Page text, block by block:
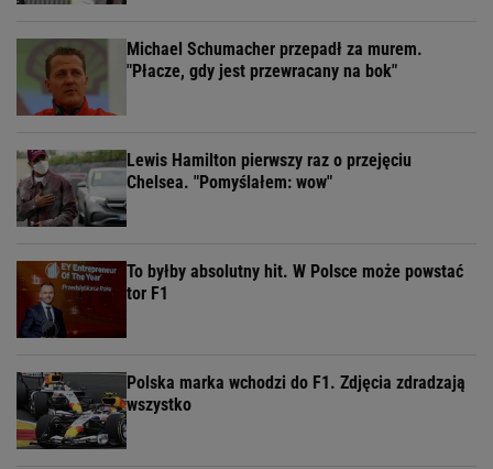
Michael Schumacher przepadł za murem.
"Płacze, gdy jest przewracany na bok"
Lewis Hamilton pierwszy raz o przejęciu
Chelsea. "Pomyślałem: wow"
To byłby absolutny hit. W Polsce może powstać
tor F1
Polska marka wchodzi do F1. Zdjęcia zdradzają
wszystko